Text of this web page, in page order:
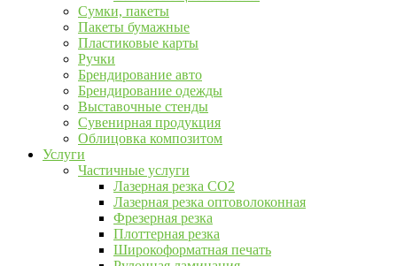
Сумки, пакеты
Пакеты бумажные
Пластиковые карты
Ручки
Брендирование авто
Брендирование одежды
Выставочные стенды
Сувенирная продукция
Облицовка композитом
Услуги
Частичные услуги
Лазерная резка CO2
Лазерная резка оптоволоконная
Фрезерная резка
Плоттерная резка
Широкоформатная печать